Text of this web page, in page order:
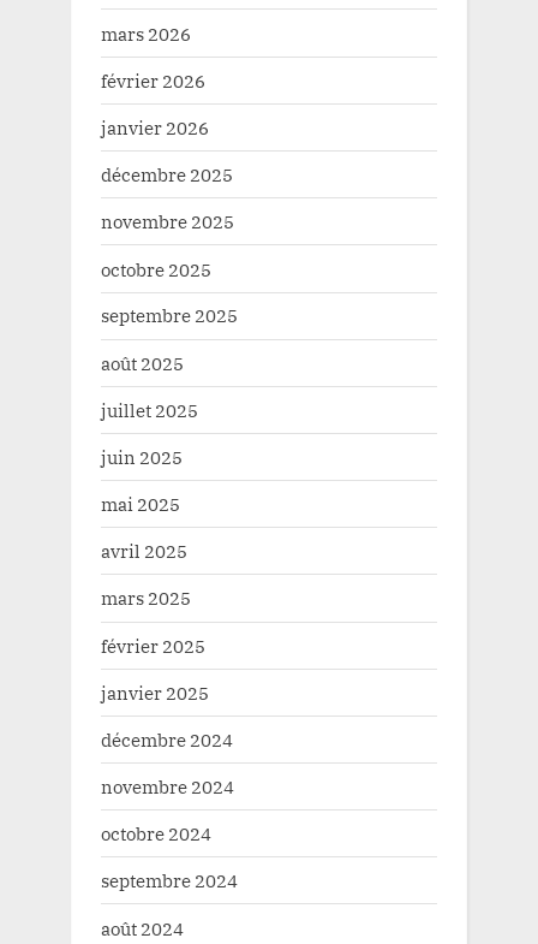
mars 2026
février 2026
janvier 2026
décembre 2025
novembre 2025
octobre 2025
septembre 2025
août 2025
juillet 2025
juin 2025
mai 2025
avril 2025
mars 2025
février 2025
janvier 2025
décembre 2024
novembre 2024
octobre 2024
septembre 2024
août 2024